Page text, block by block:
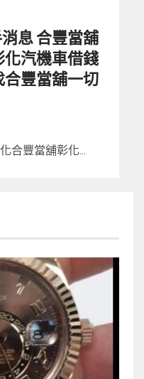
息 合豐當舖
化汽機車借錢
合豐當舖一切
合豐當舖彰化...